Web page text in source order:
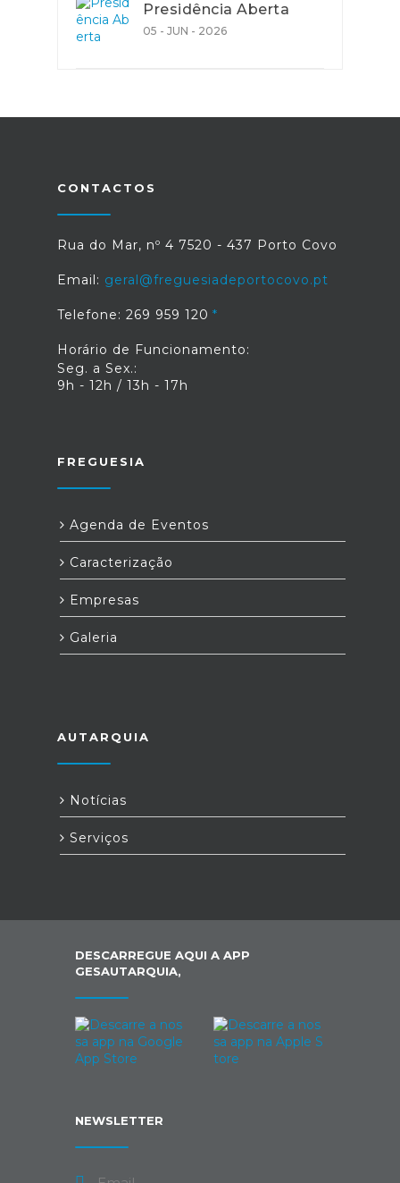
Presidência Aberta
05 - JUN - 2026
CONTACTOS
Rua do Mar, nº 4 7520 - 437 Porto Covo
Email: geral@freguesiadeportocovo.pt
Telefone: 269 959 120
Horário de Funcionamento:
Seg. a Sex.:
9h - 12h / 13h - 17h
FREGUESIA
Agenda de Eventos
Caracterização
Empresas
Galeria
AUTARQUIA
Notícias
Serviços
DESCARREGUE AQUI A APP
GESAUTARQUIA,
NEWSLETTER